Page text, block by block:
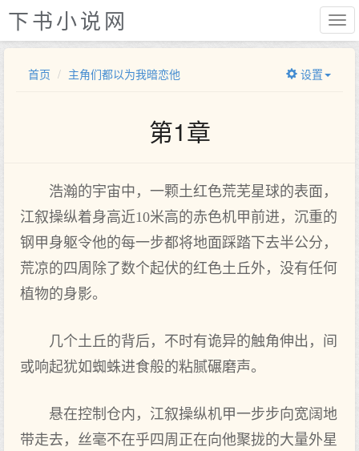
下书小说网
首页 主角们都以为我暗恋他 设置
第1章
浩瀚的宇宙中，一颗土红色荒芜星球的表面，
江叙操纵着身高近10米高的赤色机甲前进，沉重的
钢甲身躯令他的每一步都将地面踩踏下去半公分，
荒凉的四周除了数个起伏的红色土丘外，没有任何
植物的身影。
几个土丘的背后，不时有诡异的触角伸出，间
或响起犹如蜘蛛进食般的粘腻碾磨声。
悬在控制仓内，江叙操纵机甲一步步向宽阔地
带走去，丝毫不在乎四周正在向他聚拢的大量外星